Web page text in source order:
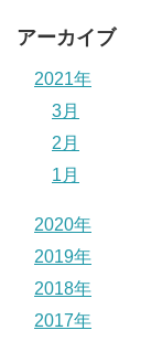
アーカイブ
2021年
3月
2月
1月
2020年
2019年
2018年
2017年